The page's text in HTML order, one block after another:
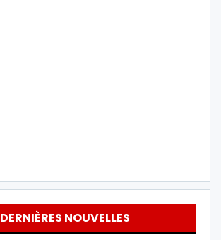
DERNIÈRES NOUVELLES